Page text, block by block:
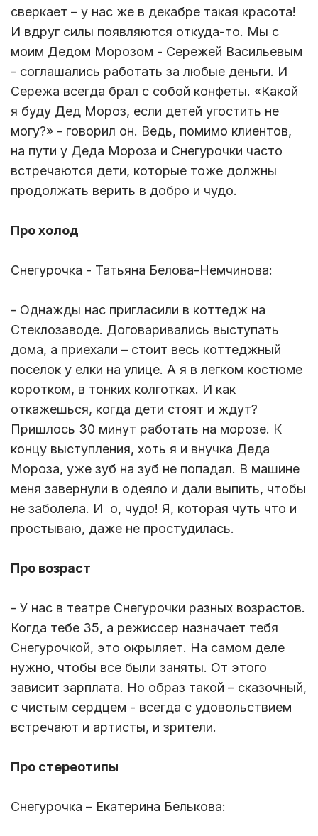
сверкает – у нас же в декабре такая красота!
И вдруг силы появляются откуда-то. Мы с
моим Дедом Морозом - Сережей Васильевым
- соглашались работать за любые деньги. И
Сережа всегда брал с собой конфеты. «Какой
я буду Дед Мороз, если детей угостить не
могу?» - говорил он. Ведь, помимо клиентов,
на пути у Деда Мороза и Снегурочки часто
встречаются дети, которые тоже должны
продолжать верить в добро и чудо.
Про холод
Снегурочка - Татьяна Белова-Немчинова:
- Однажды нас пригласили в коттедж на
Стеклозаводе. Договаривались выступать
дома, а приехали – стоит весь коттеджный
поселок у елки на улице. А я в легком костюме
коротком, в тонких колготках. И как
откажешься, когда дети стоят и ждут?
Пришлось 30 минут работать на морозе. К
концу выступления, хоть я и внучка Деда
Мороза, уже зуб на зуб не попадал. В машине
меня завернули в одеяло и дали выпить, чтобы
не заболела. И о, чудо! Я, которая чуть что и
простываю, даже не простудилась.
Про возраст
- У нас в театре Снегурочки разных возрастов.
Когда тебе 35, а режиссер назначает тебя
Снегурочкой, это окрыляет. На самом деле
нужно, чтобы все были заняты. От этого
зависит зарплата. Но образ такой – сказочный,
с чистым сердцем - всегда с удовольствием
встречают и артисты, и зрители.
Про стереотипы
Снегурочка – Екатерина Белькова: